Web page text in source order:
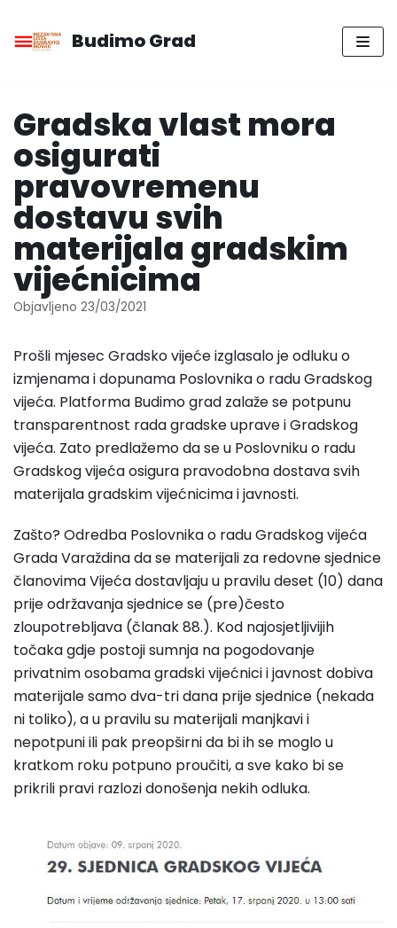
Skip
Budimo Grad
Gradska vlast mora
osigurati
pravovremenu
dostavu svih
materijala gradskim
vijećnicima
Objavljeno 23/03/2021
Prošli mjesec Gradsko vijeće izglasalo je odluku o
izmjenama i dopunama Poslovnika o radu Gradskog
vijeća. Platforma Budimo grad zalaže se potpunu
transparentnost rada gradske uprave i Gradskog
vijeća. Zato predlažemo da se u Poslovniku o radu
Gradskog vijeća osigura pravodobna dostava svih
materijala gradskim vijećnicima i javnosti.
Zašto? Odredba Poslovnika o radu Gradskog vijeća
Grada Varaždina da se materijali za redovne sjednice
članovima Vijeća dostavljaju u pravilu deset (10) dana
prije održavanja sjednice se (pre)često
zloupotrebljava (članak 88.). Kod najosjetljivijih
točaka gdje postoji sumnja na pogodovanje
privatnim osobama gradski vijećnici i javnost dobiva
materijale samo dva-tri dana prije sjednice (nekada
ni toliko), a u pravilu su materijali manjkavi i
nepotpuni ili pak preopširni da bi ih se moglo u
kratkom roku potpuno proučiti, a sve kako bi se
prikrili pravi razlozi donošenja nekih odluka.